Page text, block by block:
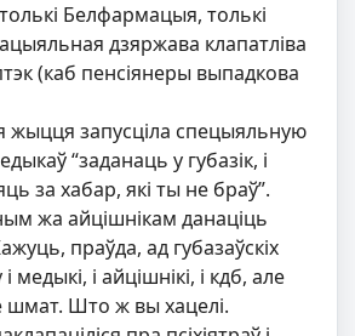
Белфармацыя, толькі
дзяржава клапатліва
(каб пенсіянеры выпадкова
жыцця запусціла спецыяльную
“заданаць у губазік, і
за хабар, які ты не браў”.
жа айцішнікам данаціць
праўда, ад губазаўскіх
і айцішнікі, і кдб, але
шмат. Што ж вы хацелі.